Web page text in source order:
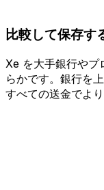
比較して保存す
Xe を大手銀行やプ
らかです。銀行を
すべての送金でよ